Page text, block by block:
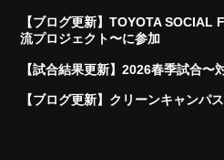
【ブログ更新】TOYOTA
流プロジェクト〜に参加
【試合結果更新】2026春季試合〜
【ブログ更新】クリーンキャンパ